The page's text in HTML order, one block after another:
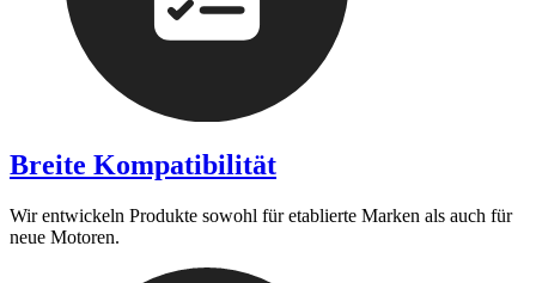
Breite Kompatibilität
Wir entwickeln Produkte sowohl für etablierte Marken als auch für
neue Motoren.